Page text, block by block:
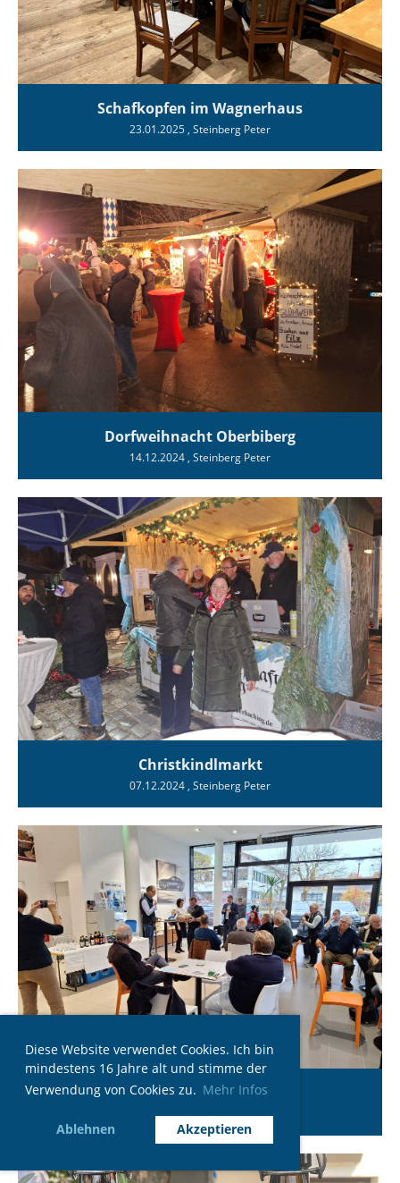
Diese Website verwendet Cookies. Ich bin
mindestens 16 Jahre alt und stimme der
Verwendung von Cookies zu. Mehr Infos
Ablehnen Akzeptieren
Schafkopfen im Wagnerhaus
23.01.2025 , Steinberg Peter
Dorfweihnacht Oberbiberg
14.12.2024 , Steinberg Peter
Christkindlmarkt
07.12.2024 , Steinberg Peter
Schafkopfturnier
13.11.2023, Steinberg Peter